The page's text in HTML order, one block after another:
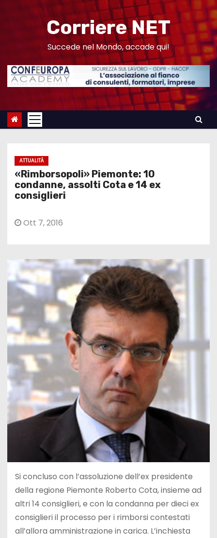
n
Corriere NET
Succede nel Mondo, accade qui!
ATTUALITÀ
«Rimborsopoli» Piemonte: 10
condanne, assolti Cota e 14 ex
consiglieri
Ott 7, 2016
Si concluso con l’assoluzione dell’ex presidente
della regione Piemonte Roberto Cota, insieme ad
altri 14 consiglieri, e con la condanna per dieci ex
consiglieri il processo per i rimborsi contestati
all’allora amministrazione in carica. L’inchiesta